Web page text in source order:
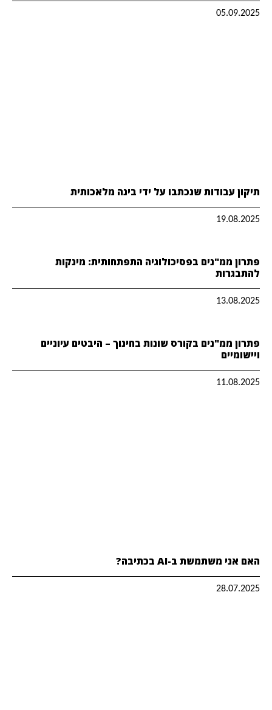
05.09.2025
תיקון עבודות שנכתבו על ידי בינה מלאכותית
19.08.2025
פתרון ממ"נים בפסיכולוגיה התפתחותית: מינקות
להתבגרות
13.08.2025
פתרון ממ"נים בקורס שונות בחינוך – היבטים עיוניים
ויישומיים
11.08.2025
האם אני משתמשת ב-AI בכתיבה?
28.07.2025